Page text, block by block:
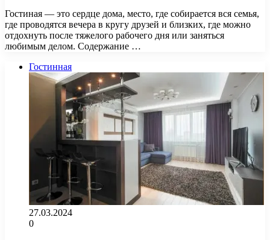
Гостиная — это сердце дома, место, где собирается вся семья,
где проводятся вечера в кругу друзей и близких, где можно
отдохнуть после тяжелого рабочего дня или заняться
любимым делом. Содержание …
Гостинная
27.03.2024
0